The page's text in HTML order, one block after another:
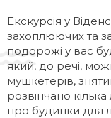
Екскурсія у
захоплюючих та
подорожі у вас
який, до речі,
мушкетерів,
розвінчано
про будинки для